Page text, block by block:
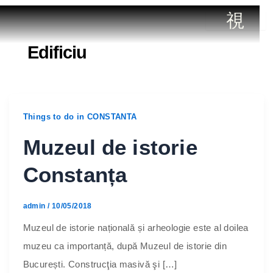
Edificiu
Things to do in CONSTANTA
Muzeul de istorie
Constanța
admin / 10/05/2018
Muzeul de istorie națională și arheologie este al doilea
muzeu ca importanță, după Muzeul de istorie din
București. Construcţia masivă şi […]